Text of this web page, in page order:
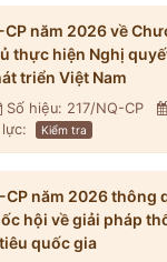
năm 2026 về
thực hiện Nghị
triển Việt Nam
Số hiệu: 217/NQ-CP
Kiểm tra
năm 2026 thông
hội về giải pháp
quốc gia